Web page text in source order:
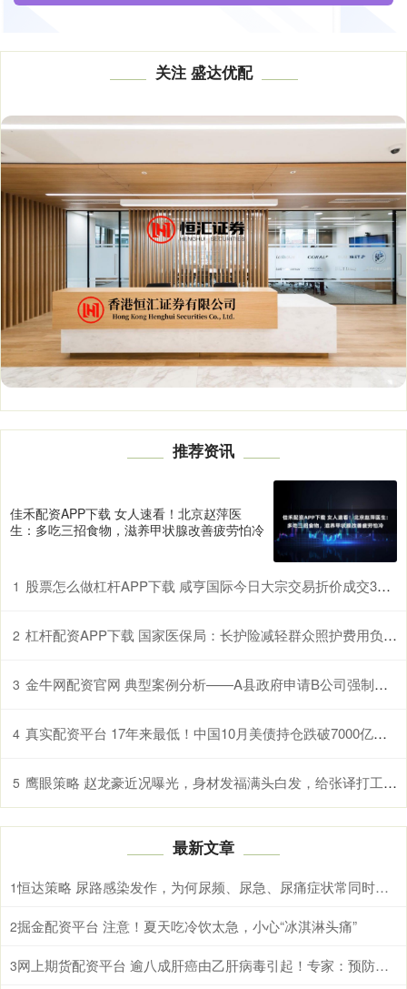
关注 盛达优配
推荐资讯
佳禾配资APP下载 女人速看！北京赵萍医
生：多吃三招食物，滋养甲状腺改善疲劳怕冷
1 股票怎么做杠杆APP下载 咸亨国际今日大宗交易折价成交359.4万股，成交额5337.12万元
2 杠杆配资APP下载 国家医保局：长护险减轻群众照护费用负担超千亿元
3 金牛网配资官网 典型案例分析——A县政府申请B公司强制清算案
4 真实配资平台 17年来最低！中国10月美债持仓跌破7000亿美元大关
5 鹰眼策略 赵龙豪近况曝光，身材发福满头白发，给张译打工，早已获得新身份
最新文章
1 恒达策略 尿路感染发作，为何尿频、尿急、尿痛症状常同时出现
2掘金配资平台 注意！夏天吃冷饮太急，小心“冰淇淋头痛”
3 网上期货配资平台 逾八成肝癌由乙肝病毒引起！专家：预防乙肝病毒感染，接种疫苗最有效